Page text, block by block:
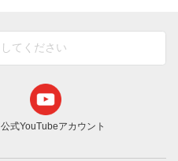
公式YouTubeアカウント